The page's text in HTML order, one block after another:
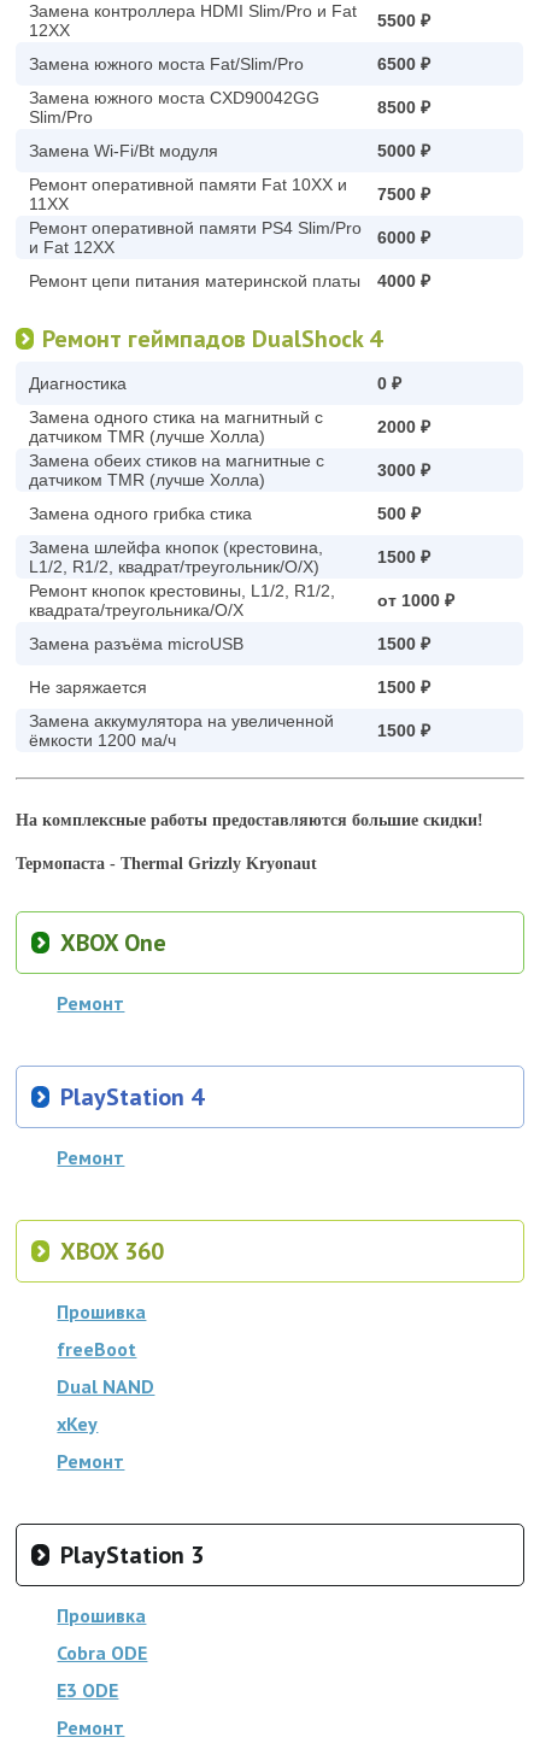
Замена контроллера HDMI Slim/Pro и Fat
12XX
5500 ₽
Замена южного моста Fat/Slim/Pro
6500 ₽
Замена южного моста CXD90042GG
Slim/Pro
8500 ₽
Замена Wi-Fi/Bt модуля
5000 ₽
Ремонт оперативной памяти Fat 10XX и
11XX
7500 ₽
Ремонт оперативной памяти PS4 Slim/Pro
и Fat 12XX
6000 ₽
Ремонт цепи питания материнской платы 4000 ₽
Ремонт геймпадов DualShock 4
Диагностика
0 ₽
Замена одного стика на магнитный с
датчиком TMR (лучше Холла)
2000 ₽
Замена обеих стиков на магнитные с
датчиком TMR (лучше Холла)
3000 ₽
Замена одного грибка стика
500 ₽
Замена шлейфа кнопок (крестовина,
L1/2, R1/2, квадрат/треугольник/O/X)
1500 ₽
Ремонт кнопок крестовины, L1/2, R1/2,
квадрата/треугольника/O/X
от 1000 ₽
Замена разъёма microUSB 1500 ₽
Не заряжается
1500 ₽
Замена аккумулятора на увеличенной
ёмкости 1200 ма/ч
1500 ₽
На комплексные работы предоставляются большие скидки!
Термопаста - Thermal Grizzly Kryonaut
XBOX One
Ремонт
PlayStation 4
Ремонт
XBOX 360
Прошивка
freeBoot
Dual NAND
xKey
Ремонт
PlayStation 3
Прошивка
Cobra ODE
E3 ODE
Ремонт